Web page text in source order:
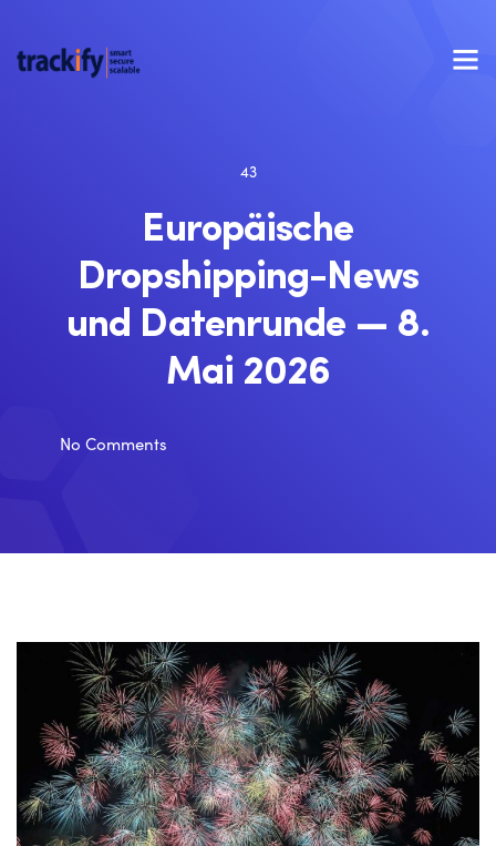
43
Europäische
Dropshipping-News
und Datenrunde — 8.
Mai 2026
No Comments